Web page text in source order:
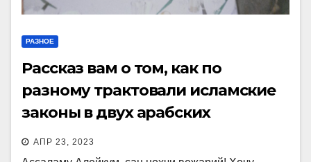
РАЗНОЕ
Рассказ вам о том, как по
разному трактовали исламские
законы в двух арабских
государствах
АПР 23, 2023